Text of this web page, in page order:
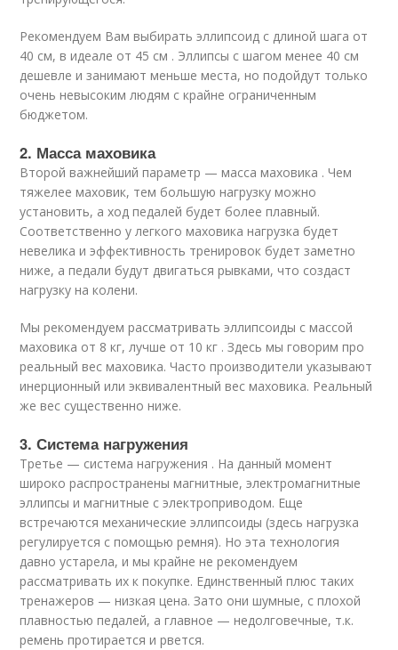
Рекомендуем Вам выбирать эллипсоид с длиной шага от
40 см, в идеале от 45 см . Эллипсы с шагом менее 40 см
дешевле и занимают меньше места, но подойдут только
очень невысоким людям с крайне ограниченным
бюджетом.
2. Масса маховика
Второй важнейший параметр — масса маховика . Чем
тяжелее маховик, тем большую нагрузку можно
установить, а ход педалей будет более плавный.
Соответственно у легкого маховика нагрузка будет
невелика и эффективность тренировок будет заметно
ниже, а педали будут двигаться рывками, что создаст
нагрузку на колени.
Мы рекомендуем рассматривать эллипсоиды с массой
маховика от 8 кг, лучше от 10 кг . Здесь мы говорим про
реальный вес маховика. Часто производители указывают
инерционный или эквивалентный вес маховика. Реальный
же вес существенно ниже.
3. Система нагружения
Третье — система нагружения . На данный момент
широко распространены магнитные, электромагнитные
эллипсы и магнитные с электроприводом. Еще
встречаются механические эллипсоиды (здесь нагрузка
регулируется с помощью ремня). Но эта технология
давно устарела, и мы крайне не рекомендуем
рассматривать их к покупке. Единственный плюс таких
тренажеров — низкая цена. Зато они шумные, с плохой
плавностью педалей, а главное — недолговечные, т.к.
ремень протирается и рвется.